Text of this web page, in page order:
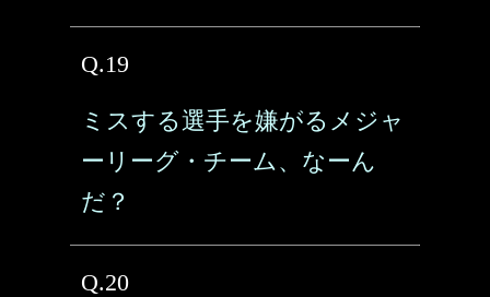
Q.19
ミスする選手を嫌がるメジャ
ーリーグ・チーム、なーん
だ？
Q.20